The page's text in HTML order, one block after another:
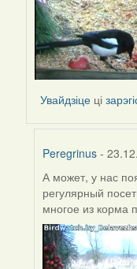
Увайдзіце ці
Peregrinus-
In
reply
to
by
Peregrinus
А может, у нас
регулярный
многое из корма